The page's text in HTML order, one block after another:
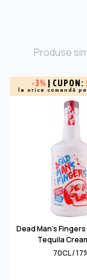
Produse
-3% | CUPON:
la orice comandă
Dead Man's
Tequila
70CL /